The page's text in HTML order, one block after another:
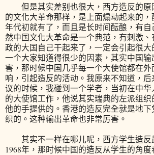
但是其实差别也很大，西方造反的原
的文化大革命那样，是上面煽动起来的
年代初就有了，而且是长时间酝酿，有自
然中国文化大革命是一个典范，有刺激、
政的大国自己干起来了，一定会引起很
一个大家知道得很少的因素，其实中国
害，那时候中国几乎每一个大使馆都在
响，引起造反的活动。我原来不知道，
议的时候，我碰到一个学者，当初在中
的大使馆工作，他说其实瑞典的左派组
他的手提供的。香港的造反完全就是地下
织的。这种输出革命也非常厉害。
其实不一样在哪儿呢，西方学生造反
1968年，那时候中国的造反从学生的角